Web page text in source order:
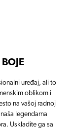
uređaj, ali to
oblikom i
na vašoj radnoj
legendarna
Uskladite ga sa